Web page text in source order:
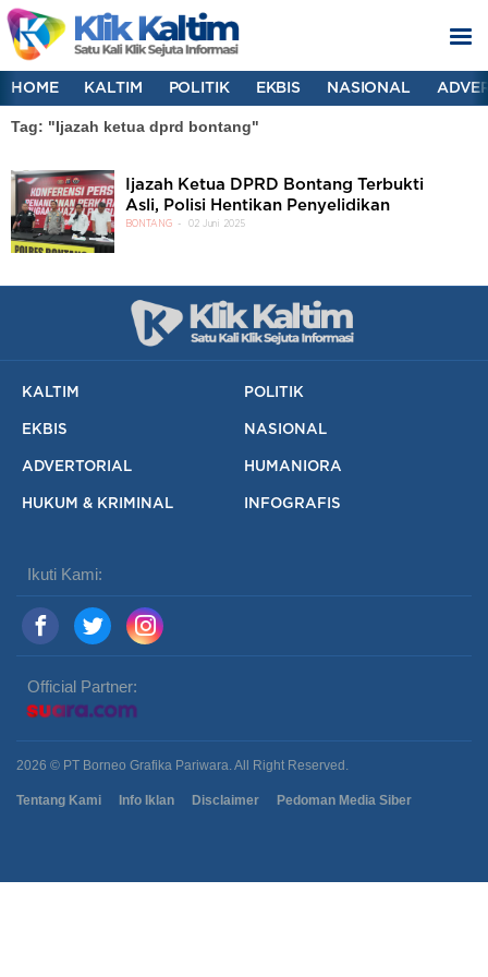
HOME KALTIM POLITIK EKBIS NASIONAL
Tag: "Ijazah ketua dprd bontang"
Ijazah Ketua DPRD Bontang Terbukti
Asli, Polisi Hentikan Penyelidikan
BONTANG 02 Juni 2025
KALTIM POLITIK
EKBIS NASIONAL
ADVERTORIAL HUMANIORA
HUKUM & KRIMINAL INFOGRAFIS
Ikuti Kami:
Official Partner:
2026 © PT Borneo Grafika Pariwara. All Right Reserved.
Tentang Kami Info Iklan Disclaimer Pedoman Media Siber